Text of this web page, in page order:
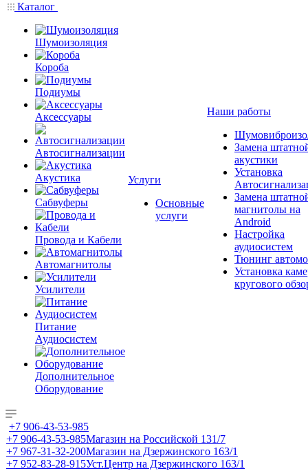
Каталог
Шумоизоляция
Короба
Подиумы
Аксессуары
Автосигнализации
Акустика
Сабвуферы
Провода и Кабели
Автомагнитолы
Усилители
Питание
Аудиосистем
Дополнительное
Оборудование
Услуги
Основные
услуги
Наши работы
Замена
акустики
Установка
Замена
магнитолы на
Android
Настройка
аудиосистем
Тюнинг
Установка
кругового
+7 906-43-53-985
+7 906-43-53-985Магазин на Российской 131/7
+7 967-31-32-200Магазин на Дзержинского 163/1
+7 952-83-28-915Уст.Центр на Дзержинского 163/1